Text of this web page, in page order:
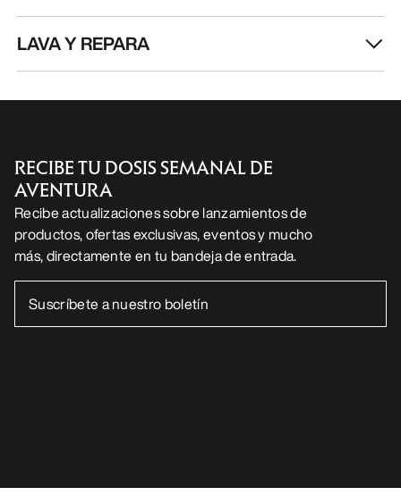
LAVA Y REPARA
RECIBE TU DOSIS SEMANAL DE
AVENTURA
Recibe actualizaciones sobre lanzamientos de
productos, ofertas exclusivas, eventos y mucho
más, directamente en tu bandeja de entrada.